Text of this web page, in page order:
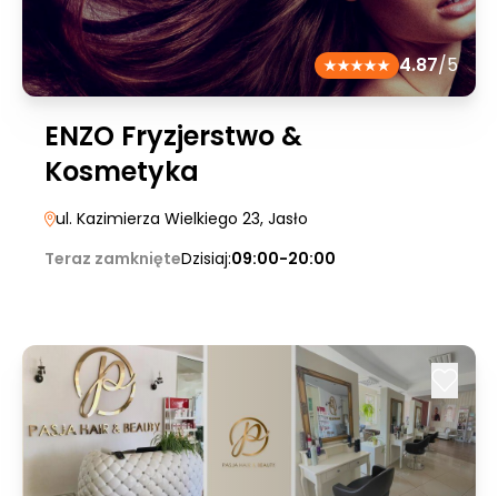
4.87/5
ENZO Fryzjerstwo &
Kosmetyka
ul. Kazimierza Wielkiego 23, Jasło
Teraz zamknięteDzisiaj:09:00-20:00